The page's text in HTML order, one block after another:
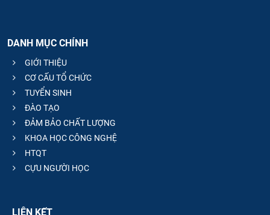
DANH MỤC CHÍNH
GIỚI THIỆU
CƠ CẤU TỔ CHỨC
TUYỂN SINH
ĐÀO TẠO
ĐẢM BẢO CHẤT LƯỢNG
KHOA HỌC CÔNG NGHỆ
HTQT
CỰU NGƯỜI HỌC
LIÊN KẾT